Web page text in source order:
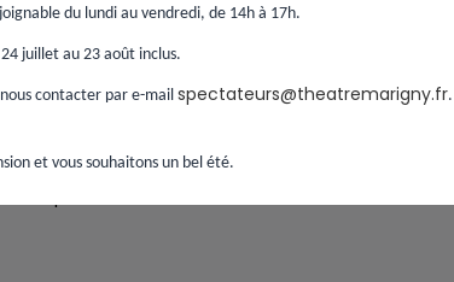
Continuer
avez passé une commande sans créer de
du lundi au vendredi, de 14h à 17h.
juillet au 23 août inclus.
contacter par e-mail spectateurs@theatremarigny.fr
et vous souhaitons un bel été.